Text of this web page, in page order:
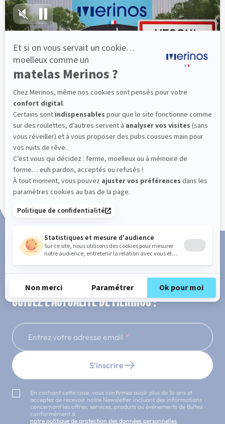
Découvrir
Fabrication Française
101 nuits d'essai*
Paiement en 3x ou 4x sans frais
SUIVEZ L'ACTUALITÉ DE MERINOS !
Entrez votre adresse email
S'inscrire
En cochant cette case, vous confirmez avoir plus de 16 ans et
acceptez de recevoir notre Newsletter incluant des informations
concernant les offres, services, produits ou évènements de Bultex
conformément à
notre politique de protection des données personnelles.